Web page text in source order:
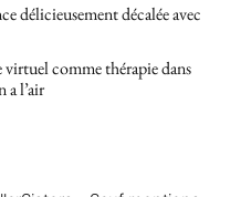
délicieusement décalée avec
comme thérapie dans
a l’air